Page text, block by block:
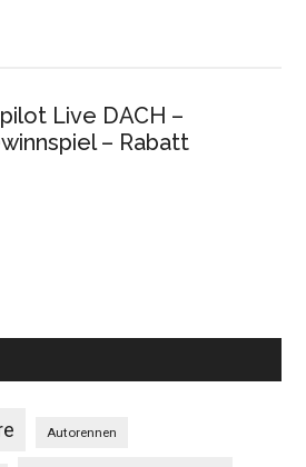
Live DACH –
– Rabatt
Autorennen